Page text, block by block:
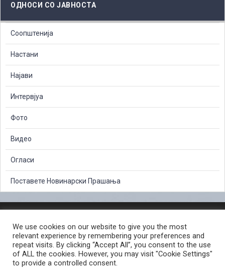
ОДНОСИ СО ЈАВНОСТА
Соопштенија
Настани
Најави
Интервјуа
Фото
Видео
Огласи
Поставете Новинарски Прашања
СЛОБОДЕН ПРИСТАП ДО ИНФОРМАЦИИ ОД ЈАВЕН КАРАКТЕР
ПОСТАПКА ЗА ПРИЈАВА НА КРИВИЧНО ДЕЛО
КОРИСНИ ЛИНКОВИ
ПОЛИТИКА ЗА ПРИВАТНОСТ ВЕБ СТРАНИЦА
We use cookies on our website to give you the most
relevant experience by remembering your preferences and
repeat visits. By clicking “Accept All”, you consent to the use
of ALL the cookies. However, you may visit "Cookie Settings"
to provide a controlled consent.